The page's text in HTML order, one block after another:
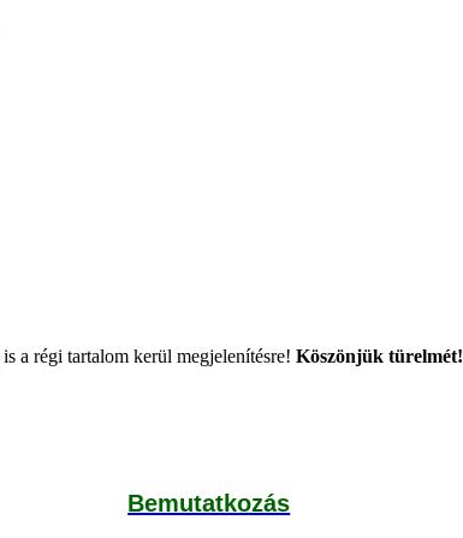
a régi tartalom kerül megjelenítésre!Köszönjük türelmét!
Bemutatkozás